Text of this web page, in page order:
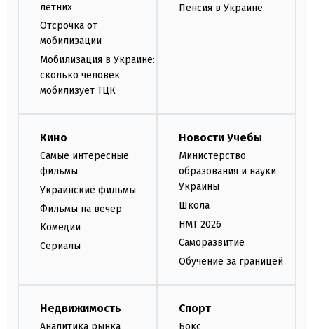
летних
Отсрочка от
мобилизации
Мобилизация в Украине:
сколько человек
мобилизует ТЦК
Пенсия в Украине
Кино
Самые интересные
фильмы
Украинские фильмы
Фильмы на вечер
Комедии
Сериалы
Новости Учебы
Министерство
образования и науки
Украины
Школа
НМТ 2026
Саморазвитие
Обучение за границей
Недвижимость
Аналитика рынка
Спорт
Бокс